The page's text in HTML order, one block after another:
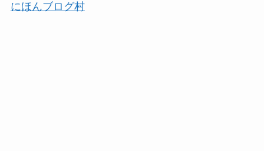
にほんブログ村